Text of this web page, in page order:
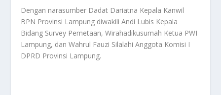
Dengan narasumber Dadat Dariatna Kepala Kanwil
BPN Provinsi Lampung diwakili Andi Lubis Kepala
Bidang Survey Pemetaan, Wirahadikusumah Ketua PWI
Lampung, dan Wahrul Fauzi Silalahi Anggota Komisi I
DPRD Provinsi Lampung.